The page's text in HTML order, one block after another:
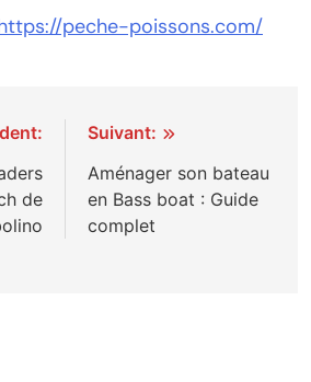
peche-poissons.com/
de
Suivant:
Aménager son bateau
en Bass boat : Guide
complet